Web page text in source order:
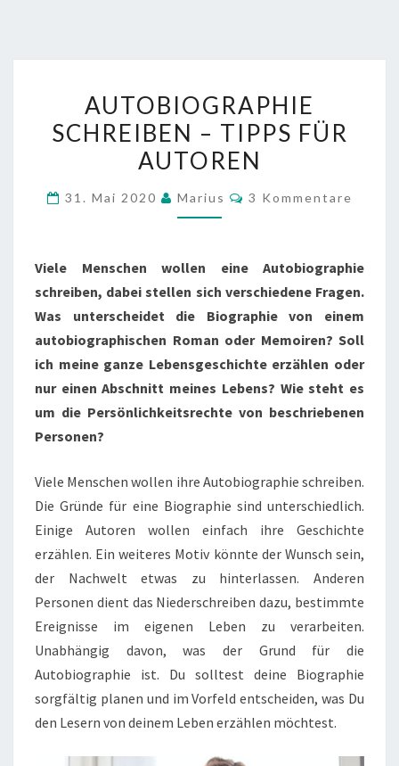
SCHREIBEN
–
TIPPS
AUTOREN
AUTOBIOGRAPHIE
SCHREIBEN – TIPPS FÜR
AUTOREN
31. Mai 2020 Marius Kommentare
3 Kommentare
Viele Menschen wollen eine Autobiographie
schreiben, dabei stellen sich verschiedene Fragen.
Was unterscheidet die Biographie von einem
autobiographischen Roman oder Memoiren? Soll
ich meine ganze Lebensgeschichte erzählen oder
nur einen Abschnitt meines Lebens? Wie steht es
um die Persönlichkeitsrechte von beschriebenen
Personen?
Viele Menschen wollen ihre Autobiographie schreiben.
Die Gründe für eine Biographie sind unterschiedlich.
Einige Autoren wollen einfach ihre Geschichte
erzählen. Ein weiteres Motiv könnte der Wunsch sein,
der Nachwelt etwas zu hinterlassen. Anderen
Personen dient das Niederschreiben dazu, bestimmte
Ereignisse im eigenen Leben zu verarbeiten.
Unabhängig davon, was der Grund für die
Autobiographie ist. Du solltest deine Biographie
sorgfältig planen und im Vorfeld entscheiden, was Du
den Lesern von deinem Leben erzählen möchtest.